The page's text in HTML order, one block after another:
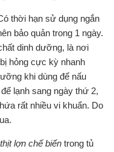
thời hạn sử dụng ngắn
bảo quản trong 1 ngày.
dinh dưỡng, là nơi
hỏng cực kỳ nhanh
khi dùng để nấu
lạnh sang ngày thứ 2,
rất nhiều vi khuẩn. Do
lợn chế biến trong tủ